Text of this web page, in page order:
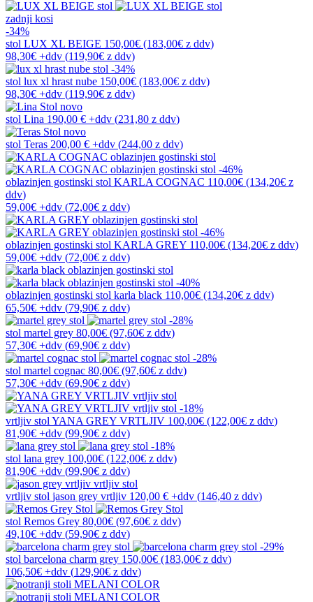
zadnji kosi
-34%
stol LUX XL BEIGE 150,00€ (183,00€ z ddv)
98,30€ +ddv (119,90€ z ddv)
-34%
stol lux xl hrast nube 150,00€ (183,00€ z ddv)
98,30€ +ddv (119,90€ z ddv)
novo
stol Lina 190,00 € +ddv (231,80 z ddv)
novo
stol Teras 200,00 € +ddv (244,00 z ddv)
-46%
oblazinjen gostinski stol KARLA COGNAC 110,00€ (134,20€ z
ddv)
59,00€ +ddv (72,00€ z ddv)
-46%
oblazinjen gostinski stol KARLA GREY 110,00€ (134,20€ z ddv)
59,00€ +ddv (72,00€ z ddv)
-40%
oblazinjen gostinski stol karla black 110,00€ (134,20€ z ddv)
65,50€ +ddv (79,90€ z ddv)
-28%
stol martel grey 80,00€ (97,60€ z ddv)
57,30€ +ddv (69,90€ z ddv)
-28%
stol martel cognac 80,00€ (97,60€ z ddv)
57,30€ +ddv (69,90€ z ddv)
-18%
vrtljiv stol YANA GREY VRTLJIV 100,00€ (122,00€ z ddv)
81,90€ +ddv (99,90€ z ddv)
-18%
stol lana grey 100,00€ (122,00€ z ddv)
81,90€ +ddv (99,90€ z ddv)
vrtljiv stol jason grey vrtljiv 120,00 € +ddv (146,40 z ddv)
stol Remos Grey 80,00€ (97,60€ z ddv)
49,10€ +ddv (59,90€ z ddv)
-29%
stol barcelona charm grey 150,00€ (183,00€ z ddv)
106,50€ +ddv (129,90€ z ddv)